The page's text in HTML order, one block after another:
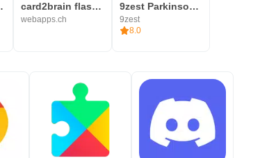
card2brain flashcards
webapps.ch
9zest Parkinson's Therapy & Exercises
9zest
8.0